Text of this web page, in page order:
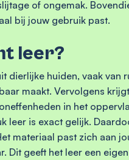
of ongemak.
bij jouw gebruik past.
leer?
dierlijke huiden, vaak
maakt. Vervolgens
in het
leer is exact gelijk.
materiaal past zich aan
Dit geeft het leer een